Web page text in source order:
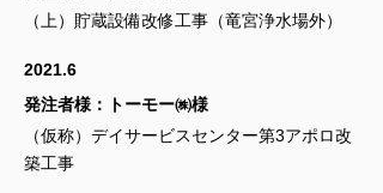
（上）貯蔵設備改修工事（竜宮浄水場外）
2021.6
発注者様：トーモー㈱様
（仮称）デイサービスセンター第3アポロ改
築工事